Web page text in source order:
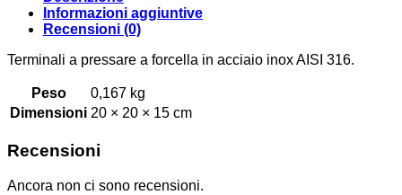
Informazioni aggiuntive
Recensioni (0)
Terminali a pressare a forcella in acciaio inox AISI 316.
Peso
0,167 kg
Dimensioni 20 × 20 × 15 cm
Recensioni
Ancora non ci sono recensioni.